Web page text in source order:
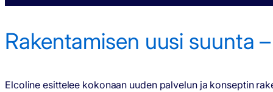
Rakentamisen uusi suunta
Elcoline esittelee kokonaan uuden palvelun ja konseptin